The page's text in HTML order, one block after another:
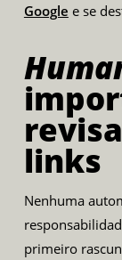
Google e se
links
Nenhuma
primeiro